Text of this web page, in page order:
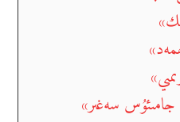
جامىئۇس سەغىر»